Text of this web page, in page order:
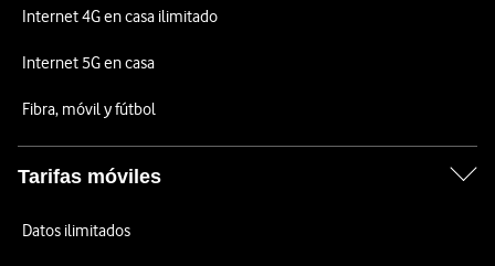
Internet 4G en casa ilimitado
Internet 5G en casa
Fibra, móvil y fútbol
Tarifas móviles
Datos ilimitados